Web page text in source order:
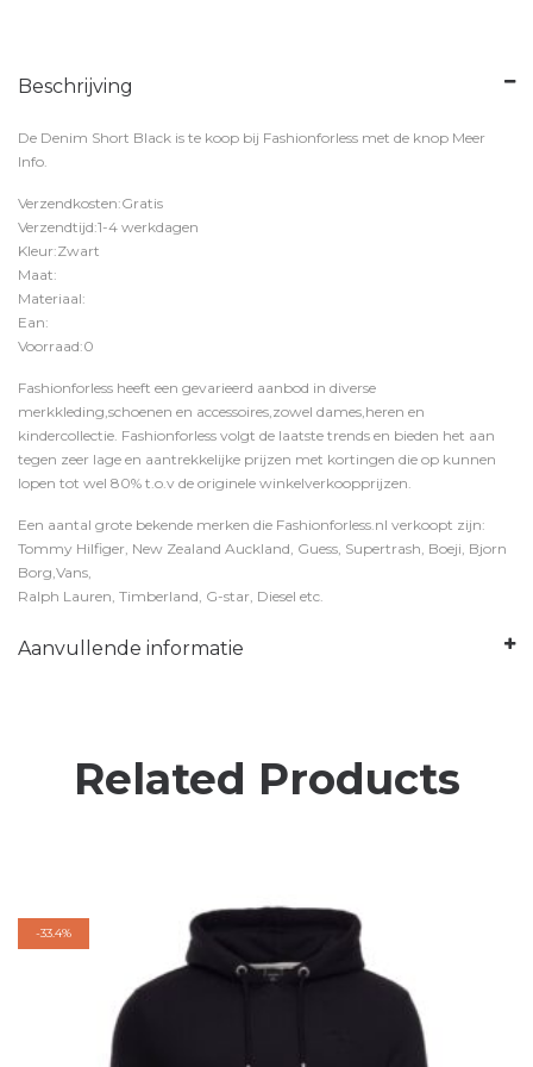
Beschrijving
De Denim Short Black is te koop bij Fashionforless met de knop Meer
Info.
Verzendkosten:Gratis
Verzendtijd:1-4 werkdagen
Kleur:Zwart
Maat:
Materiaal:
Ean:
Voorraad:0
Fashionforless heeft een gevarieerd aanbod in diverse
merkkleding,schoenen en accessoires,zowel dames,heren en
kindercollectie. Fashionforless volgt de laatste trends en bieden het aan
tegen zeer lage en aantrekkelijke prijzen met kortingen die op kunnen
lopen tot wel 80% t.o.v de originele winkelverkoopprijzen.
Een aantal grote bekende merken die Fashionforless.nl verkoopt zijn:
Tommy Hilfiger, New Zealand Auckland, Guess, Supertrash, Boeji, Bjorn
Borg,Vans,
Ralph Lauren, Timberland, G-star, Diesel etc.
Aanvullende informatie
Related Products
-33.4%